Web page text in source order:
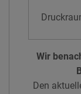
Wir
Den